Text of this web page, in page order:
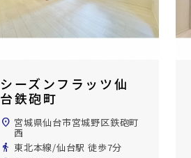
シーズンフラッツ仙
台鉄砲町
location_on 宮城県仙台市宮城野区鉄砲町
西
directions_walk 東北本線/仙台駅 徒歩7分